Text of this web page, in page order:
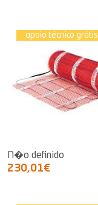
apoio técnico grátis
N�o definido
230,01€